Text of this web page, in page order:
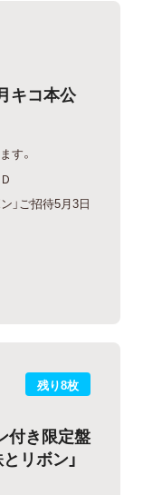
キコ本公
す。
」ご招待5月3日
残り8枚
付き限定盤
リボン」